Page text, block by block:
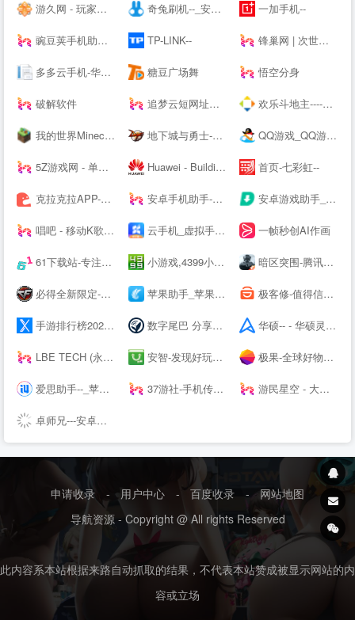
游久网 - 玩家喜爱的网络游戏资讯门户 - www.uuu9.com 奇兔刷机--_安卓Android刷机工具_一键完美刷机_ROOT软件 一加手机--
豌豆荚手机助手-海量安卓APP应用与游戏免费下载 TP-LINK-- 锋巢网 | 次世代生活科技
多多云手机-华为云应用平台-你的另一台虚拟云端手机 糖豆广场舞 悟空分身
破解软件 追梦云短网址生成工具-页面跳转服务 欢乐斗地主----腾讯游戏
我的世界Minecraft中国版--——你想玩的，这里都有 地下城与勇士-DNF----腾讯游戏-格斗网游王者之作,500万同时在线 QQ游戏_QQ游戏大全_游戏下载_QQ游戏--
5Z游戏网 - 单机游戏_单机游戏下载_单机游戏门户 Huawei - Building a Fully Connected, Intelligent World 首页-七彩虹--
克拉克拉APP-漫播APP-声咚APP-克拉克拉---漫播---声咚---克拉克拉直播-漫播广播剧-声咚问答匹配 安卓手机助手-PP助手-- 安卓游戏助手_好玩的安卓游戏免费下载-骑士助手--
唱吧 - 移动K歌神器 云手机_虚拟手机_手机模拟器-双子星 一帧秒创AI作画
61下载站-专注免费软件下载、让你安全放心的下载 小游戏,4399小游戏,小游戏大全,双人小游戏大全 - www.4399.com 暗区突围-腾讯自研真硬核射击手游---腾讯游戏
必得全新限定-穿越火线---腾讯游戏 苹果助手_苹果手机助手_同步网络官方下载 极客修-值得信赖的上门维修平台|手机维修|电脑维修|家电维修清洗
手游排行榜2021前十名_热门好玩的手游推荐_最新手机游戏APP下载 - 续航之家 数字尾巴 分享美好数字生活 华硕-- - 华硕灵耀X双屏Pro 2022新品上市,12期免息,晒单好礼!
LBE TECH (永杨安风) - 全球安卓技术先锋 安智-发现好玩的【安智--】 极果-全球好物消费推荐平台
爱思助手--_苹果助手_苹果刷机助手_苹果越狱助手 37游社-手机传奇类游戏下载-手机游戏排行榜-安卓游戏下载-免费iOS手游排行榜-游戏攻略网-手机应用下载 游民星空 - 大型单机游戏门户 提供特色单机游戏资讯、下载
卓师兄---安卓数据恢复大师、微信好友恢复、微信聊天记录删除了怎么恢复
申请收录 - 用户中心 - 百度收录 -
网站地图
导航资源 - Copyright @ All rights Reserved
此内容系本站根据来路自动抓取的结果，不代表本站赞成被显示网站的内
容或立场